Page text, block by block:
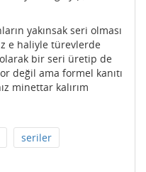
yakınsak seri olması
e haliyle türevlerde
olarak bir seri üretip de
değil ama formel kanıtı
minettar kalırım
seriler